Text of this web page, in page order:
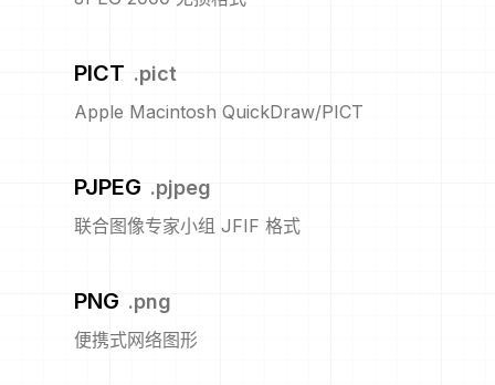
PICT .pict
Apple Macintosh QuickDraw/PICT
PJPEG .pjpeg
联合图像专家小组 JFIF 格式
PNG .png
便携式网络图形